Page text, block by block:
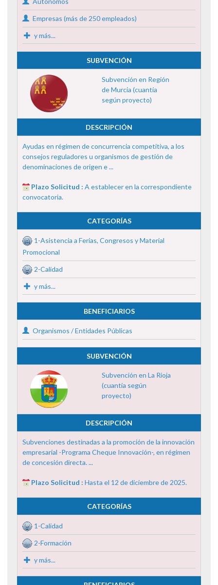
Empresas (más de 250 empleados)
y más...
SUBVENCIÓN
Subvención en Región
de Murcia (cuantía
según proyecto)
DESCRIPCIÓN
Ayudas en régimen de concurrencia competitiva, a los
consejos reguladores u organismos de gestión de
denominaciones de origen e ...
Plazo Solicitud : A establecer en la correspondiente
convocatoria.
CATEGORÍAS
1-Asistencia a Ferias, Congresos y Material
Promocional
2-Calidad
y más...
BENEFICIARIOS
Organismos / Entidades Públicas
SUBVENCIÓN
Subvención en La Rioja
(cuantía según
proyecto)
DESCRIPCIÓN
Subvenciones destinadas a la promoción de la innovación
empresarial -Programa Cheque Innovación-, en régimen
de concesión directa. ...
Plazo Solicitud : Hasta el 12 de diciembre de 2025.
CATEGORÍAS
1-Calidad
2-Formación
y más...